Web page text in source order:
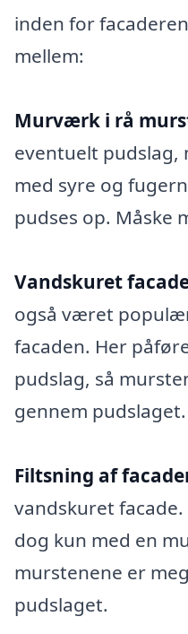
inden for
mellem:
Murværk i rå
eventuelt pudslag,
med syre og
pudses op. Måske
Vandskuret
også været
facaden. Her
pudslag, så
gennem pudslaget.
Filtsning af
vandskuret
dog kun med en
murstenene er
pudslaget.